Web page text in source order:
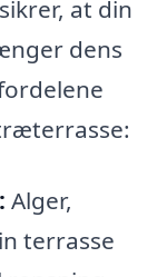
at din
dens
Alger,
terrasse